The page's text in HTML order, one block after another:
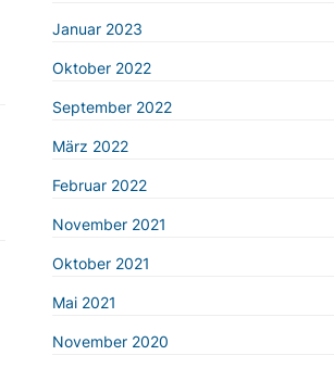
Januar 2023
Oktober 2022
September 2022
März 2022
Februar 2022
November 2021
Oktober 2021
Mai 2021
November 2020